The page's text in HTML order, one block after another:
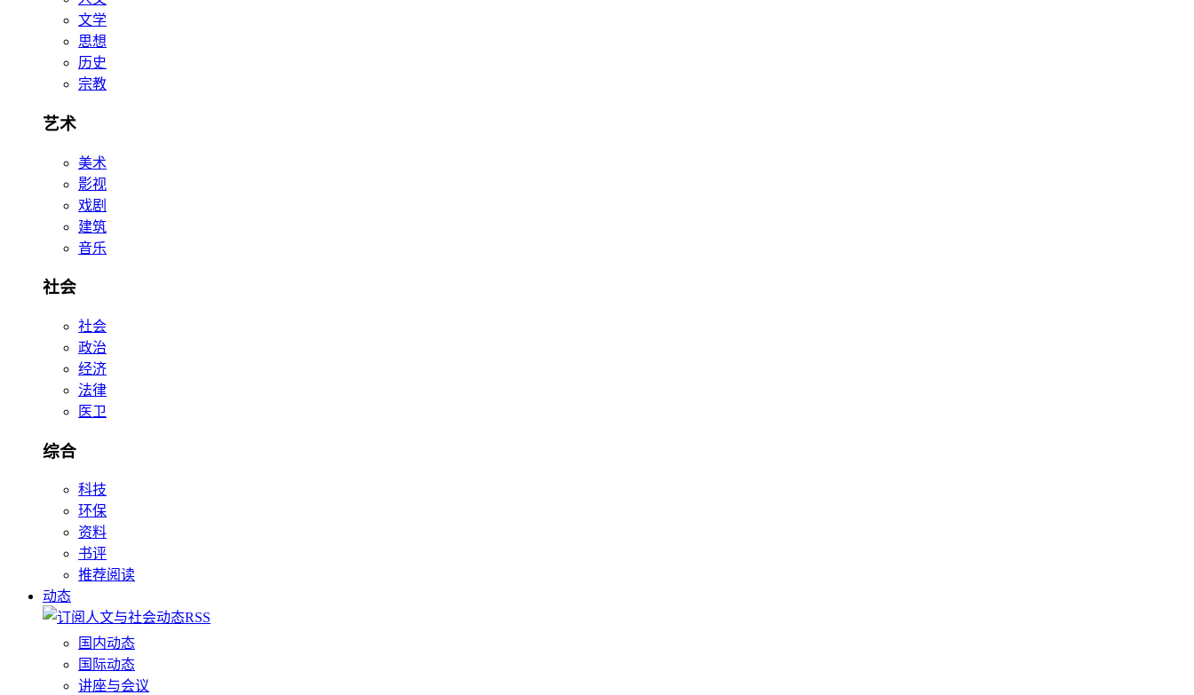
文学
思想
历史
宗教
艺术
美术
影视
戏剧
建筑
音乐
社会
社会
政治
经济
法律
医卫
综合
科技
环保
资料
书评
推荐阅读
动态
国内动态
国际动态
讲座与会议